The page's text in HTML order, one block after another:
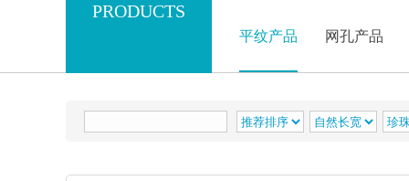
PRODUCTS
平纹产品 网孔产品